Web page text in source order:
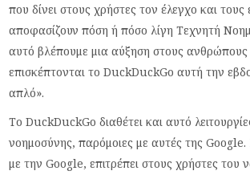
που δίνει στους χρήστες τον έλεγχο και τους
αποφασίζουν πόση ή πόσο λίγη Τεχνητή
αυτό βλέπουμε μια αύξηση στους
επισκέπτονται το DuckDuckGo αυτή την
απλό».
Το DuckDuckGo διαθέτει και αυτό
νοημοσύνης, παρόμοιες με αυτές της
με την Google, επιτρέπει στους χρήστες του